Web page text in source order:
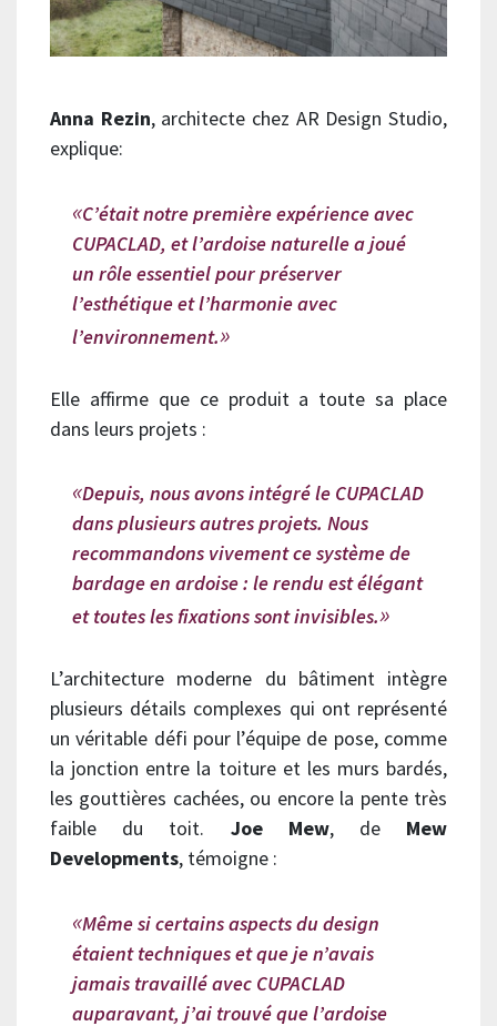
Anna Rezin, architecte chez AR Design Studio,
explique:
C’était notre première expérience avec
CUPACLAD, et l’ardoise naturelle a joué
un rôle essentiel pour préserver
l’esthétique et l’harmonie avec
l’environnement.
Elle affirme que ce produit a toute sa place
dans leurs projets :
Depuis, nous avons intégré le CUPACLAD
dans plusieurs autres projets. Nous
recommandons vivement ce système de
bardage en ardoise : le rendu est élégant
et toutes les fixations sont invisibles.
L’architecture moderne du bâtiment intègre
plusieurs détails complexes qui ont représenté
un véritable défi pour l’équipe de pose, comme
la jonction entre la toiture et les murs bardés,
les gouttières cachées, ou encore la pente très
faible du toit. Joe Mew, de Mew
Developments, témoigne :
Même si certains aspects du design
étaient techniques et que je n’avais
jamais travaillé avec CUPACLAD
auparavant, j’ai trouvé que l’ardoise